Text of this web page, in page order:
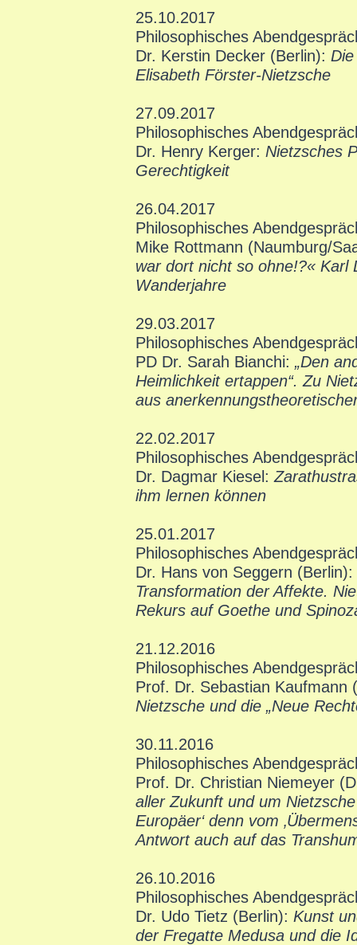
25.10.2017
Philosophisches
Dr. Kerstin Decker (Berlin):
Elisabeth Förster-Nietzsche
27.09.2017
Philosophisches
Dr. Henry Kerger: Nietzsches
Gerechtigkeit
26.04.2017
Philosophisches
Mike Rottmann (Naumburg/
war dort nicht so ohne!?« Karl
Wanderjahre
29.03.2017
Philosophisches
PD Dr. Sarah Bianchi: „Den
Heimlichkeit ertappen“. Zu
aus
22.02.2017
Philosophisches
Dr. Dagmar Kiesel:
ihm lernen können
25.01.2017
Philosophisches
Dr. Hans von Seggern (Berlin):
Transformation der Affekte.
Rekurs auf Goethe und
21.12.2016
Philosophisches
Prof. Dr. Sebastian Kaufmann
Nietzsche und die „Neue
30.11.2016
Philosophisches
Prof. Dr. Christian Niemeyer
aller Zukunft und um
Europäer‘ denn vom
Antwort auch auf das
26.10.2016
Philosophisches
Dr. Udo Tietz (Berlin): Kunst
der Fregatte Medusa und die